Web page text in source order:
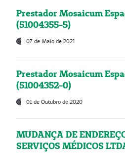
Prestador Mosaicum
(51004355-5)
07 de Maio de 2021
Prestador Mosaicum
(51004352-0)
01 de Outubro de 2020
MUDANÇA DE
SERVIÇOS MÉDICOS